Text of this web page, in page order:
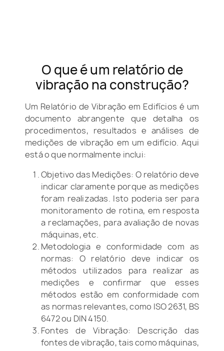
O que é um relatório de
vibração na construção?
Um Relatório de Vibração em Edifícios é um
documento abrangente que detalha os
procedimentos, resultados e análises de
medições de vibração em um edifício. Aqui
está o que normalmente inclui:
Objetivo das Medições: O relatório deve
indicar claramente porque as medições
foram realizadas. Isto poderia ser para
monitoramento de rotina, em resposta
a reclamações, para avaliação de novas
máquinas, etc.
Metodologia e conformidade com as
normas: O relatório deve indicar os
métodos utilizados para realizar as
medições e confirmar que esses
métodos estão em conformidade com
as normas relevantes, como ISO 2631, BS
6472 ou DIN 4150.
Fontes de Vibração: Descrição das
fontes de vibração, tais como máquinas,